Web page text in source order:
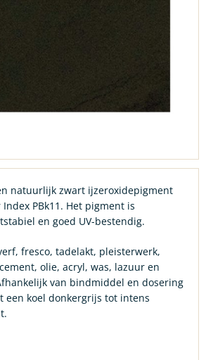
natuurlijk zwart ijzeroxidepigment
PBk11. Het pigment is
en goed UV-bestendig.
fresco, tadelakt, pleisterwerk,
olie, acryl, was, lazuur en
van bindmiddel en dosering
een koel donkergrijs tot intens